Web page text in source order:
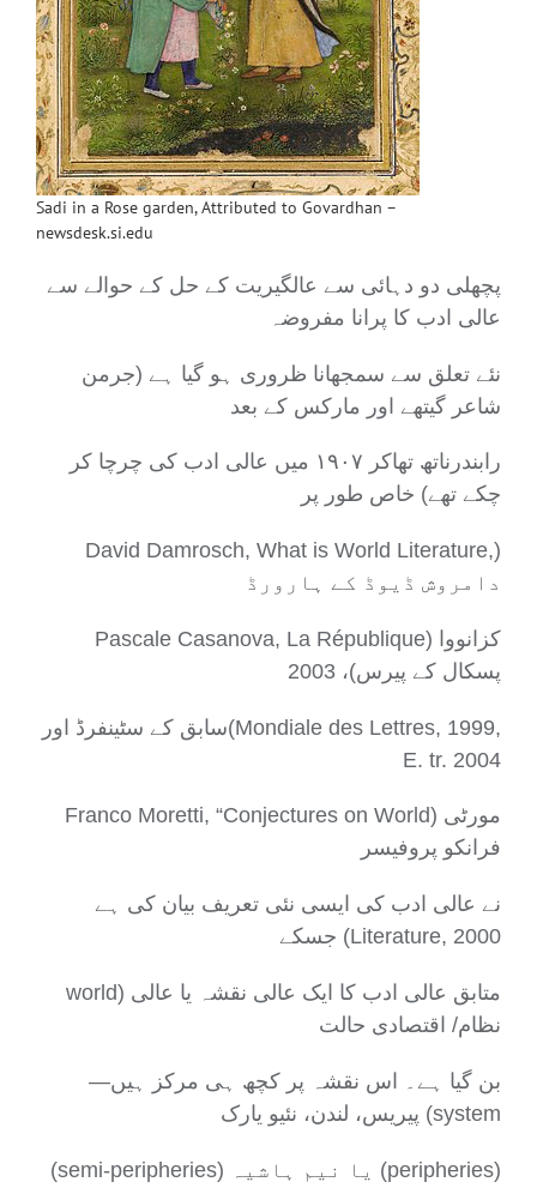
Sadi in a Rose garden, Attributed to Govardhan –
newsdesk.si.edu
پچھلی دو دہائی سے عالگیریت کے حل کے حوالے سے
عالی ادب کا پرانا مفروضہ
نئے تعلق سے سمجھانا ظروری ہو گیا ہے (جرمن
شاعر گیتھے اور مارکس کے بعد
رابندرناتھ تھاکر ۱۹۰۷ میں عالی ادب کی چرچا کر
چکے تھے) خاص طور پر
David Damrosch, What is World Literature,)
دامروش ڈیوڈ کے ہارورڈ
Pascale Casanova, La République) کزانووا
پسکال کے پیرس)، 2003
E. tr. 2004
Franco Moretti, “Conjectures on World) مورٹی
فرانکو پروفیسر
نے عالی ادب کی ایسی نئی تعریف بیان کی ہے
جسکے (Literature, 2000
world) متابق عالی ادب کا ایک عالی نقشہ یا عالی
نظام/ اقتصادی حالت
بن گیا ہے۔ اس نقشہ پر کچھ ہی مرکز ہیں—
پیریس، لندن، نئیو یارک (system
(semi-peripheries) یا نیم ہاشیہ (peripheries)